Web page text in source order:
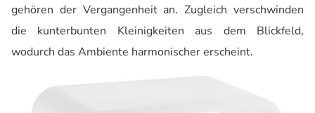
gehören der Vergangenheit an. Zugleich verschwinden
die kunterbunten Kleinigkeiten aus dem Blickfeld,
wodurch das Ambiente harmonischer erscheint.